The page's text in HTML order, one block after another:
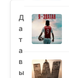
(2009)
смотреть
бесплатно
Д
а
т
а
в
ы